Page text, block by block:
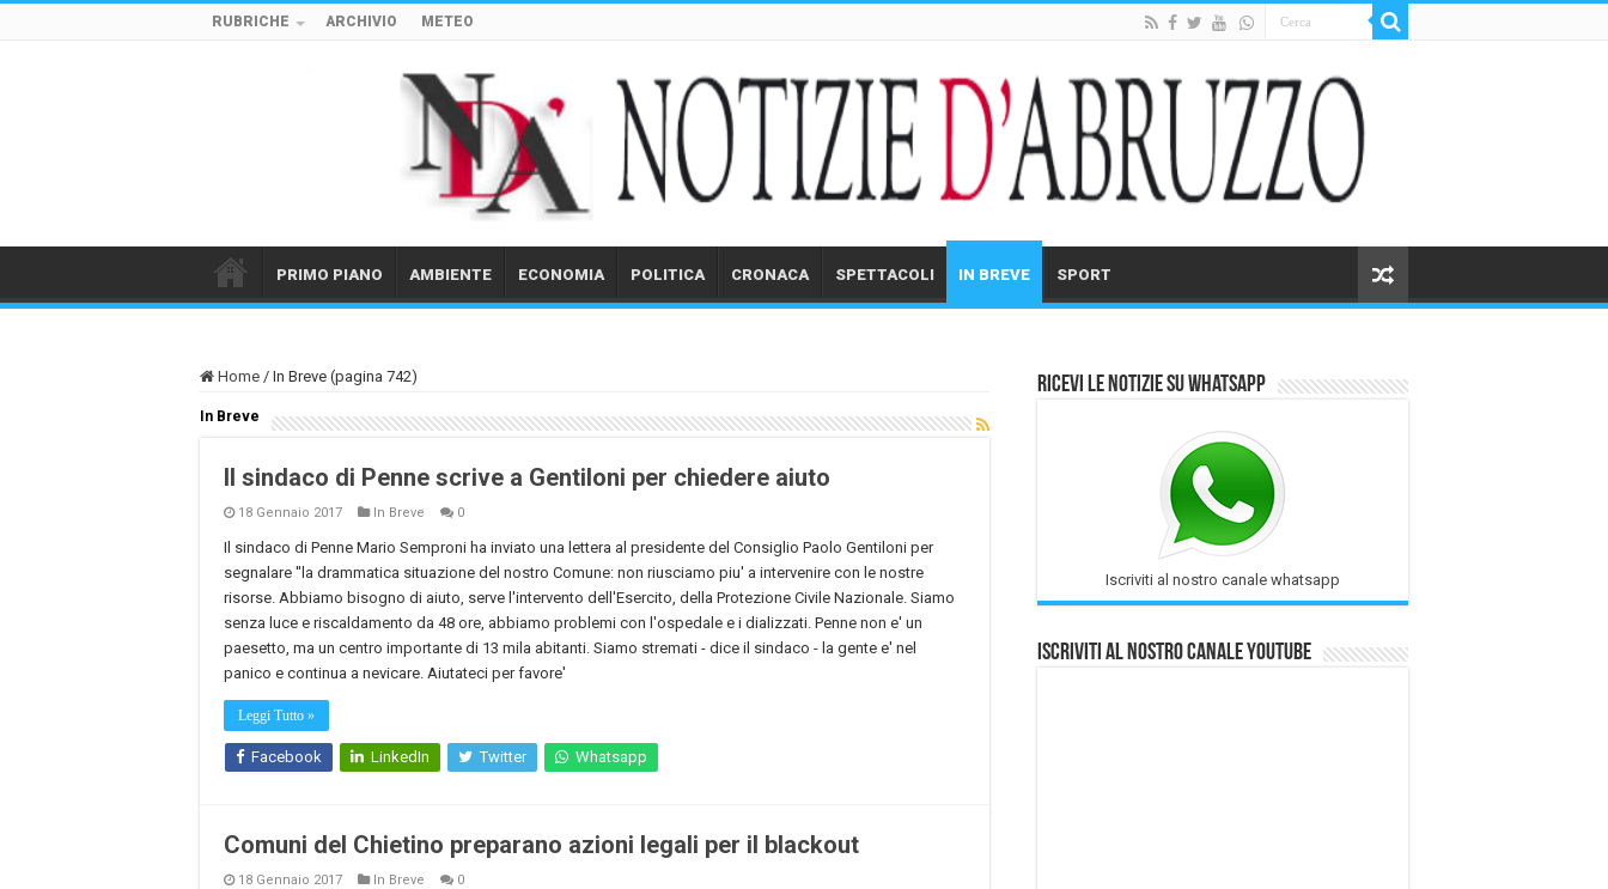
RUBRICHE ARCHIVIO METEO
PRIMO PIANO AMBIENTE ECONOMIA POLITICA CRONACA SPETTACOLI IN BREVE SPORT
Home / In Breve (pagina 742)
In Breve
Il sindaco di Penne scrive a Gentiloni per chiedere aiuto
18 Gennaio 2017 In Breve 0
Il sindaco di Penne Mario Semproni ha inviato una lettera al presidente del Consiglio Paolo Gentiloni per
segnalare ''la drammatica situazione del nostro Comune: non riusciamo piu' a intervenire con le nostre
risorse. Abbiamo bisogno di aiuto, serve l'intervento dell'Esercito, della Protezione Civile Nazionale. Siamo
senza luce e riscaldamento da 48 ore, abbiamo problemi con l'ospedale e i dializzati. Penne non e' un
paesetto, ma un centro importante di 13 mila abitanti. Siamo stremati - dice il sindaco - la gente e' nel
panico e continua a nevicare. Aiutateci per favore'
Leggi Tutto »
Facebook LinkedIn Twitter Whatsapp
Comuni del Chietino preparano azioni legali per il blackout
18 Gennaio 2017 In Breve 0
Ricevi le notizie su Whatsapp
Iscriviti al nostro canale whatsapp
Iscriviti al nostro Canale Youtube